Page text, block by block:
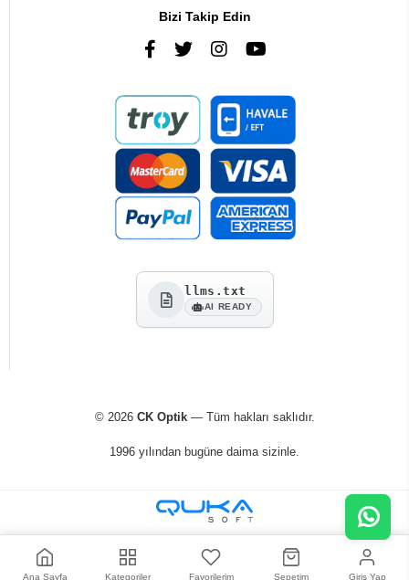
Bizi Takip Edin
llms.txt
AI READY
© 2026 CK Optik— Tüm hakları saklıdır.
1996 yılından bugüne daima sizinle.
Ana Sayfa Kategoriler Favorilerim Sepetim Giriş Yap